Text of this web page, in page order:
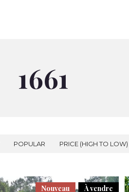
1661
POPULAR PRICE (HIGH TO LOW)
À vendre
Nouveau